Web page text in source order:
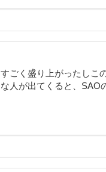
ごく盛り上がったしこ
人が出てくると、SAO